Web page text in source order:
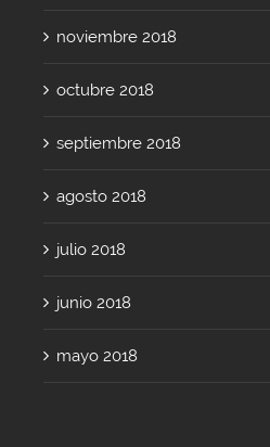
noviembre 2018
octubre 2018
septiembre 2018
agosto 2018
julio 2018
junio 2018
mayo 2018